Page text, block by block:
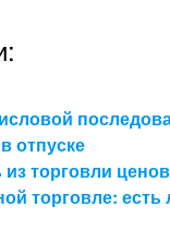
отпуске
из торговли
торговле: